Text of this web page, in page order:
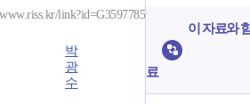
link?id=G3597785
박
광
수
이 자료와
료